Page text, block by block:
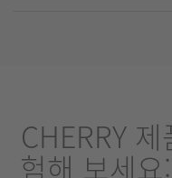
CHERRY
험해 보세